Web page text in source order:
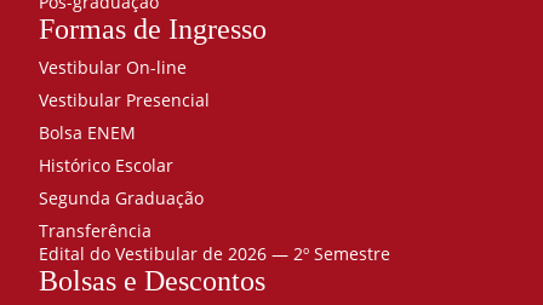
Formas de Ingresso
Vestibular On-line
Vestibular Presencial
Bolsa ENEM
Histórico Escolar
Segunda Graduação
Transferência
Edital do Vestibular de 2026 — 2º Semestre
Bolsas e Descontos